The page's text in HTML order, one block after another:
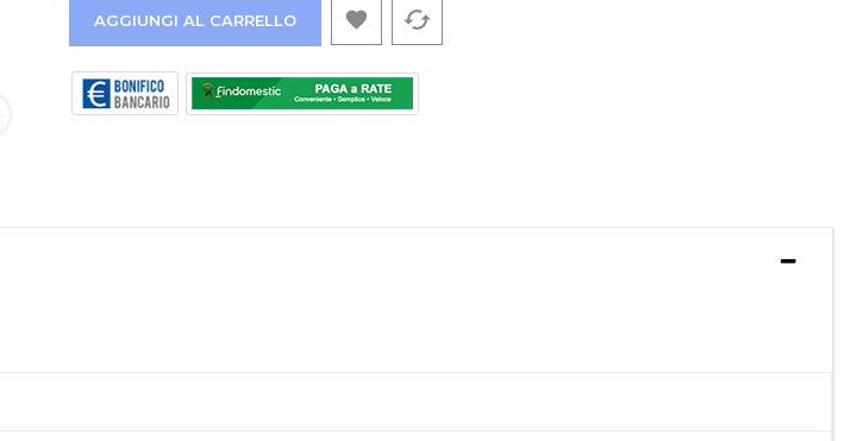
AGGIUNGI AL CARRELLO  cached